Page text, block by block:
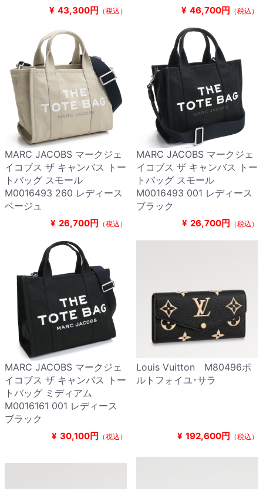
¥ 43,300円 （税込） ¥ 46,700円 （税込）
MARC JACOBS マークジェ
イコブス ザ キャンバス トー
トバッグ スモール
M0016493 260 レディース
ベージュ
¥ 26,700円 （税込）
MARC JACOBS マークジェ
イコブス ザ キャンバス トー
トバッグ スモール
M0016493 001 レディース
ブラック
¥ 26,700円 （税込）
MARC JACOBS マークジェ
イコブス ザ キャンバス トー
トバッグ ミディアム
M0016161 001 レディース
ブラック
¥ 30,100円 （税込）
Louis Vuitton M80496ポ
ルトフォイユ･サラ
¥ 192,600円 （税込）